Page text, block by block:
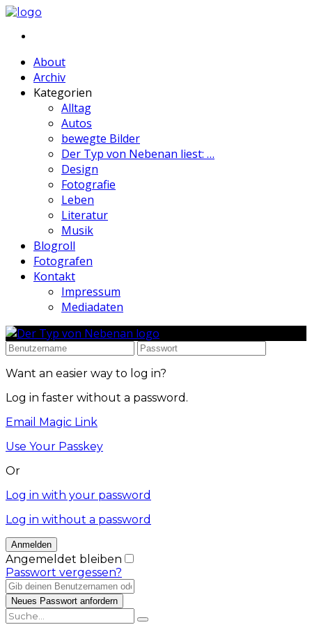
About
Archiv
Kategorien
Alltag
Autos
bewegte Bilder
Der Typ von Nebenan liest: …
Design
Fotografie
Leben
Literatur
Musik
Blogroll
Fotografen
Kontakt
Impressum
Mediadaten
Want an easier way to log in?
Log in faster without a password.
Email Magic Link
Use Your Passkey
Or
Log in with your password
Log in without a password
Angemeldet bleiben
Passwort vergessen?